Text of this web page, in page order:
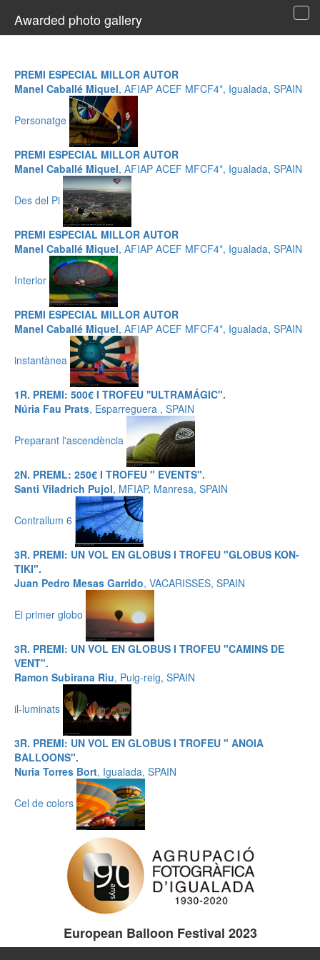
Awarded photo gallery
PREMI ESPECIAL MILLOR AUTOR
Manel Caballé Miquel, AFIAP ACEF MFCF4*, Igualada, SPAIN
Personatge
PREMI ESPECIAL MILLOR AUTOR
Manel Caballé Miquel, AFIAP ACEF MFCF4*, Igualada, SPAIN
Des del Pi
PREMI ESPECIAL MILLOR AUTOR
Manel Caballé Miquel, AFIAP ACEF MFCF4*, Igualada, SPAIN
Interior
PREMI ESPECIAL MILLOR AUTOR
Manel Caballé Miquel, AFIAP ACEF MFCF4*, Igualada, SPAIN
instantànea
1R. PREMI: 500€ I TROFEU ''ULTRAMÁGIC".
Núria Fau Prats, Esparreguera , SPAIN
Preparant l'ascendència
2N. PREML: 250€ I TROFEU " EVENTS".
Santi Viladrich Pujol, MFIAP, Manresa, SPAIN
Contrallum 6
3R. PREMI: UN VOL EN GLOBUS I TROFEU "GLOBUS KON-
TIKI".
Juan Pedro Mesas Garrido, VACARISSES, SPAIN
El primer globo
3R. PREMI: UN VOL EN GLOBUS I TROFEU "CAMINS DE
VENT".
Ramon Subirana Riu, Puig-reig, SPAIN
il-luminats
3R. PREMI: UN VOL EN GLOBUS I TROFEU " ANOIA
BALLOONS".
Nuria Torres Bort, Igualada, SPAIN
Cel de colors
European Balloon Festival 2023